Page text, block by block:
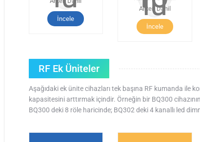
İncele
Anten Dahil
İncele
RF Ek Üniteler
Aşağıdaki ek ünite cihazları tek başına RF kumanda ile
kapasitesini arttırmak içindir. Örneğin bir BQ300
BQ300 deki 8 röle haricinde; BQ302 deki 4 kanallı led